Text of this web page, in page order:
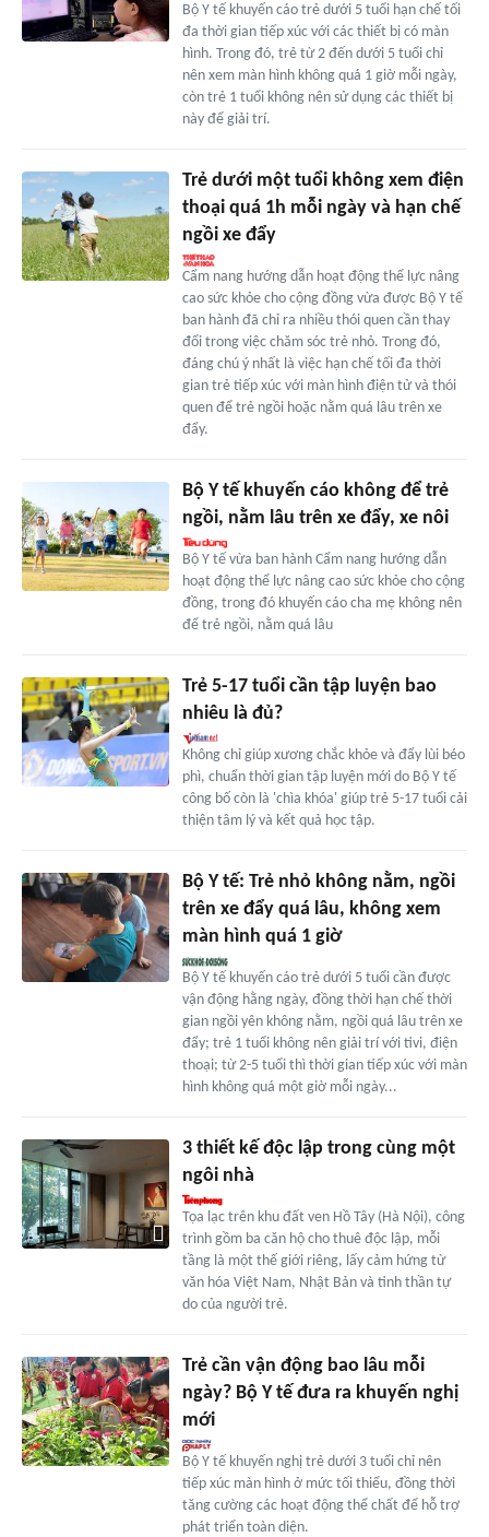
Bộ Y tế khuyến cáo trẻ dưới 5 tuổi hạn chế tối
đa thời gian tiếp xúc với các thiết bị có màn
hình. Trong đó, trẻ từ 2 đến dưới 5 tuổi chỉ
nên xem màn hình không quá 1 giờ mỗi ngày,
còn trẻ 1 tuổi không nên sử dụng các thiết bị
này để giải trí.
Trẻ dưới một tuổi không xem điện
thoại quá 1h mỗi ngày và hạn chế
ngồi xe đẩy
Cẩm nang hướng dẫn hoạt động thể lực nâng
cao sức khỏe cho cộng đồng vừa được Bộ Y tế
ban hành đã chỉ ra nhiều thói quen cần thay
đổi trong việc chăm sóc trẻ nhỏ. Trong đó,
đáng chú ý nhất là việc hạn chế tối đa thời
gian trẻ tiếp xúc với màn hình điện tử và thói
quen để trẻ ngồi hoặc nằm quá lâu trên xe
đẩy.
Bộ Y tế khuyến cáo không để trẻ
ngồi, nằm lâu trên xe đẩy, xe nôi
Bộ Y tế vừa ban hành Cẩm nang hướng dẫn
hoạt động thể lực nâng cao sức khỏe cho cộng
đồng, trong đó khuyến cáo cha mẹ không nên
để trẻ ngồi, nằm quá lâu
Trẻ 5-17 tuổi cần tập luyện bao
nhiêu là đủ?
Không chỉ giúp xương chắc khỏe và đẩy lùi béo
phì, chuẩn thời gian tập luyện mới do Bộ Y tế
công bố còn là 'chìa khóa' giúp trẻ 5-17 tuổi cải
thiện tâm lý và kết quả học tập.
Bộ Y tế: Trẻ nhỏ không nằm, ngồi
trên xe đẩy quá lâu, không xem
màn hình quá 1 giờ
Bộ Y tế khuyến cáo trẻ dưới 5 tuổi cần được
vận động hằng ngày, đồng thời hạn chế thời
gian ngồi yên không nằm, ngồi quá lâu trên xe
đẩy; trẻ 1 tuổi không nên giải trí với tivi, điện
thoại; từ 2-5 tuổi thì thời gian tiếp xúc với màn
hình không quá một giờ mỗi ngày...
3 thiết kế độc lập trong cùng một
ngôi nhà
Tọa lạc trên khu đất ven Hồ Tây (Hà Nội), công
trình gồm ba căn hộ cho thuê độc lập, mỗi
tầng là một thế giới riêng, lấy cảm hứng từ
văn hóa Việt Nam, Nhật Bản và tinh thần tự
do của người trẻ.
Trẻ cần vận động bao lâu mỗi
ngày? Bộ Y tế đưa ra khuyến nghị
mới
Bộ Y tế khuyến nghị trẻ dưới 3 tuổi chỉ nên
tiếp xúc màn hình ở mức tối thiểu, đồng thời
tăng cường các hoạt động thể chất để hỗ trợ
phát triển toàn diện.